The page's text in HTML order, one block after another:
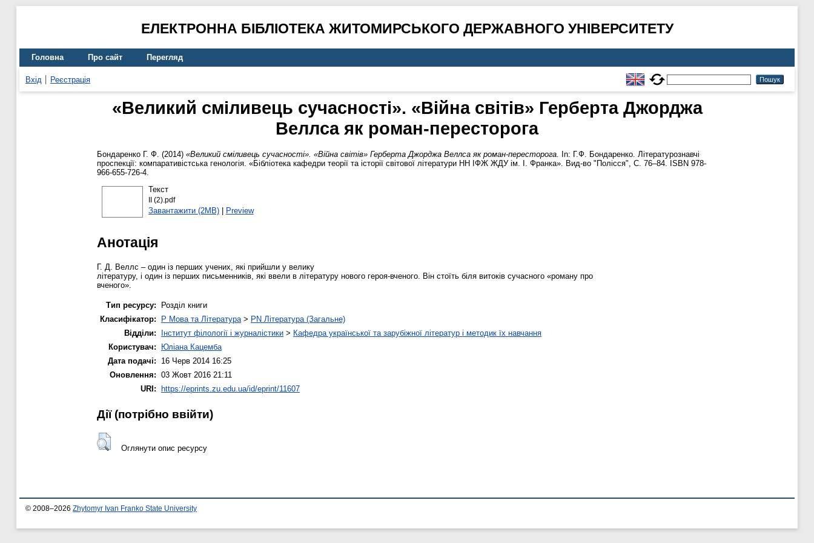
ЕЛЕКТРОННА БІБЛІОТЕКА ЖИТОМИРСЬКОГО ДЕРЖАВНОГО УНІВЕРСИТЕТУ
Головна Про сайт Перегляд
Вхід Реєстрація
«Великий сміливець сучасності». «Війна світів» Герберта Джорджа
Веллса як роман-пересторога
Бондаренко Г. Ф. (2014) «Великий сміливець сучасності». «Війна світів» Герберта Джорджа Веллса як роман-пересторога.
In: Г.Ф. Бондаренко. Літературознавчі
проспекції: компаративістська генологія. «Бібліотека кафедри теорії та історії світової літератури НН ІФЖ ЖДУ ім. І. Франка». Вид-во "Полісся", С. 76–84. ISBN 978-
966-655-726-4.
Текст
ІІ (2).pdf
Завантажити (2MB)| Preview
Анотація
Г. Д. Веллс – один із перших учених, які прийшли у велику
літературу, і один із перших письменників, які ввели в літературу нового героя-вченого. Він стоїть біля витоків сучасного «роману про
вченого».
Тип ресурсу:
Розділ книги
Класифікатор:
P Мова та Література > PN Література (Загальне)
Відділи:
Інститут філології і журналістики > Кафедра української та зарубіжної літератур і методик їх навчання
Користувач:
Юліана Кацемба
Дата подачі:
16 Черв 2014 16:25
Оновлення: 03 Жовт 2016 21:11
URI: https://eprints.zu.edu.ua/id/eprint/11607
Дії ​​(потрібно ввійти)
Оглянути опис ресурсу
© 2008–2026 Zhytomyr Ivan Franko State University